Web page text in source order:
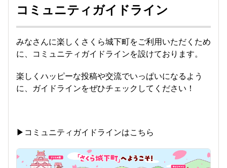
コミュニティガイドライン
みなさんに楽しくさくら城下町をご利用いただくため
に、コミュニティガイドラインを設けております。
楽しくハッピーな投稿や交流でいっぱいになるよう
に、ガイドラインをぜひチェックしてください！
▶︎コミュニティガイドラインはこちら